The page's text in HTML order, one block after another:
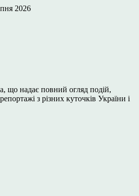
2026
що надає повний огляд подій,
з різних куточків України і